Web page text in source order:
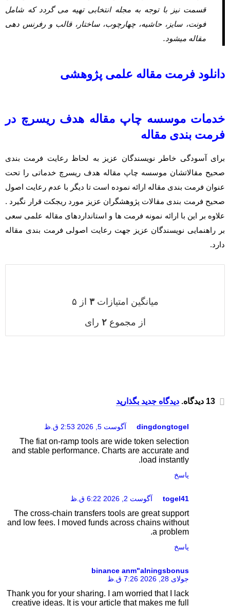
قسمت نیز با توجه به مجله انتخابی تهیه می گردد که شامل
فونت، سایز، حاشیه، چهارچوب، ساختار، قالب و رفرنس دهی
مقاله میشود.
دانلود فرمت مقاله علمی پژوهشی
خدماتموسسه چاپ مقاله هدف ریسرچ در
فرمت بندی مقاله
برای آسودگی خاطر نویسندگان عزیز به لحاظ رعایت فرمت بندی
صحیح مقالاتشان موسسه چاپ مقاله هدف ریسرچ خدماتی را تحت
عنوان فرمت بندی مقاله ارائه نموده است تا دیگر با عدم رعایت اصول
صحیح فرمت بندی مقالات پژوهشگران عزیز مورد ریجکت قرار نگیرد .
علاوه بر این با ارائه نمونه فرمت ها و استانداردهای مقاله علمی سعی
بر راهنمایی نویسندگان عزیز جهت رعایت اصولی فرمت بندی مقاله
دارد.
میانگین امتیازات۳ از ۵
از مجموع۲ رای
13 دیدگاه. دیدگاه جدید بگذارید
dingdongtogel آگوست 5, 2026 2:53 ق.ظ
The fiat on-ramp tools are wide token selection
and stable performance. Charts are accurate and
load instantly.
پاسخ
togel41 آگوست 2, 2026 6:22 ق.ظ
The cross-chain transfers tools are great support
and low fees. I moved funds across chains without
a problem.
پاسخ
binance anm"alningsbonus
جولای 28, 2026 7:26 ق.ظ
Thank you for your sharing. I am worried that I lack
creative ideas. It is your article that makes me full